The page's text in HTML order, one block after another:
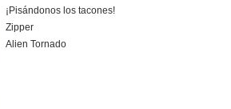
¡Pisándonos los tacones!
Zipper
Alien Tornado